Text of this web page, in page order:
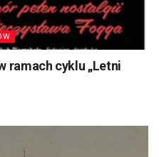
ramach cyklu „Letni